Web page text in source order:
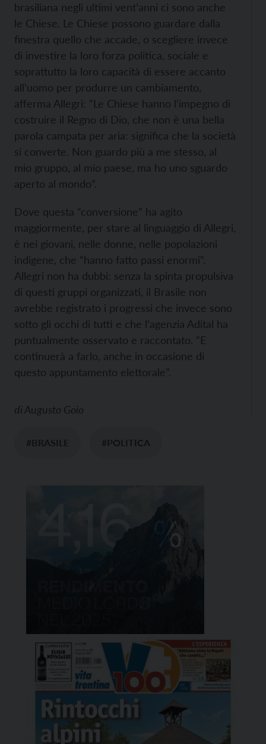
brasiliana negli ultimi vent’anni ci sono anche
le Chiese. Le Chiese possono guardare dalla
finestra quello che accade, o scegliere invece
di investire la loro forza politica, sociale e
soprattutto la loro capacità di essere accanto
all’uomo per produrre un cambiamento,
afferma Allegri: “Le Chiese hanno l’impegno di
costruire il Regno di Dio, che non è una bella
parola campata per aria: significa che la società
si converte. Non guardo più a me stesso, al
mio gruppo, al mio paese, ma ho uno sguardo
aperto al mondo”.
Dove questa “conversione” ha agito
maggiormente, per stare al linguaggio di Allegri,
è nei giovani, nelle donne, nelle popolazioni
indigene, che “hanno fatto passi enormi”.
Allegri non ha dubbi: senza la spinta propulsiva
di questi gruppi organizzati, il Brasile non
avrebbe registrato i progressi che invece sono
sotto gli occhi di tutti e che l’agenzia Adital ha
puntualmente osservato e raccontato. “E
continuerà a farlo, anche in occasione di
questo appuntamento elettorale”.
diAugusto Goio
#BRASILE #POLITICA